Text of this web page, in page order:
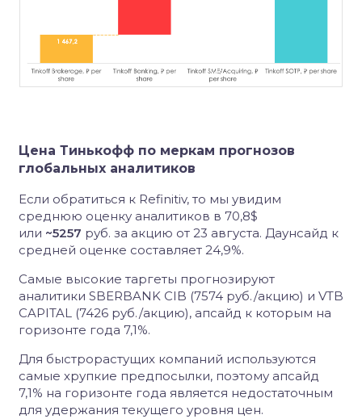
Цена Тинькофф по меркам прогнозов
глобальных аналитиков
Если обратиться к Refinitiv, то мы увидим
среднюю оценку аналитиков в 70,8$
или ~5257 руб. за акцию от 23 августа. Даунсайд к
средней оценке составляет 24,9%.
Самые высокие таргеты прогнозируют
аналитики SBERBANK CIB (7574 руб./акцию) и VTB
CAPITAL (7426 руб./акцию), апсайд к которым на
горизонте года 7,1%.
Для быстрорастущих компаний используются
самые хрупкие предпосылки, поэтому апсайд
7,1% на горизонте года является недостаточным
для удержания текущего уровня цен.